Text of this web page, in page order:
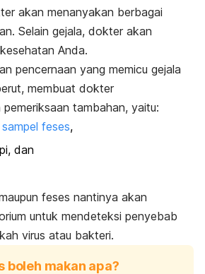
akan menanyakan berbagai
Selain gejala, dokter akan
Anda.
pencernaan yang memicu gejala
membuat dokter
tambahan, yaitu:
feses,
dan
feses nantinya akan
untuk mendeteksi penyebab
virus atau bakteri.
boleh makan apa?